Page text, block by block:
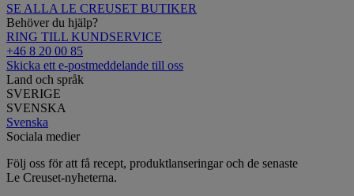
SE ALLA LE CREUSET BUTIKER
Behöver du hjälp?
RING TILL KUNDSERVICE
+46 8 20 00 85
Skicka ett e-postmeddelande till oss
Land och språk
SVERIGE
SVENSKA
Svenska
Sociala medier
Följ oss för att få recept, produktlanseringar och de senaste
Le Creuset-nyheterna.